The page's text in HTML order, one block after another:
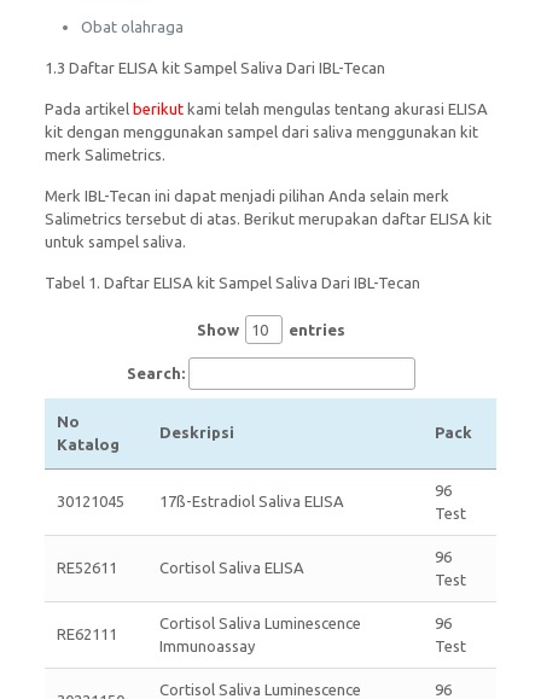
Obat olahraga
1.3 Daftar ELISA kit Sampel Saliva Dari IBL-Tecan
Pada artikel berikutkami telah mengulas tentang akurasi ELISA
kit dengan menggunakan sampel dari saliva menggunakan kit
merk Salimetrics.
Merk IBL-Tecan ini dapat menjadi pilihan Anda selain merk
Salimetrics tersebut di atas. Berikut merupakan daftar ELISA kit
untuk sampel saliva.
Tabel 1. Daftar ELISA kit Sampel Saliva Dari IBL-Tecan
Show entries
Search:
No
Katalog
Deskripsi Pack
30121045 17ß-Estradiol Saliva ELISA
96
Test
RE52611 Cortisol Saliva ELISA
96
Test
RE62111
Cortisol Saliva Luminescence
Immunoassay
96
Test
Cortisol Saliva Luminescence 96